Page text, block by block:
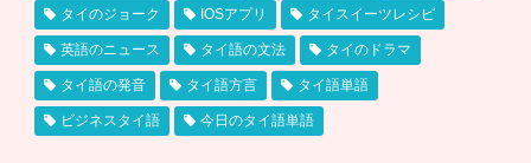
タイのジョーク IOSアプリ タイスイーツレシピ
英語のニュース タイ語の文法 タイのドラマ
タイ語の発音 タイ語方言 タイ語単語
ビジネスタイ語 今日のタイ語単語